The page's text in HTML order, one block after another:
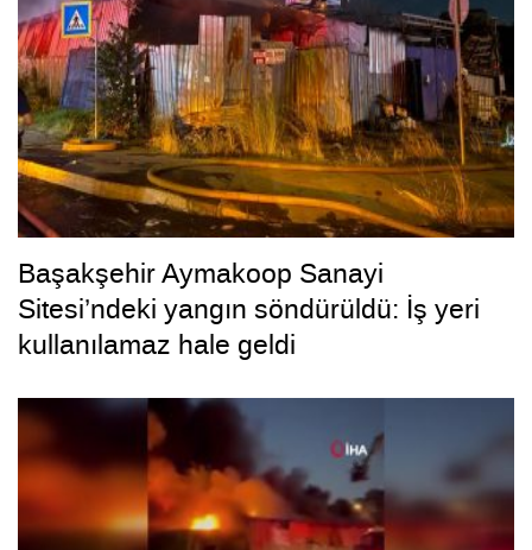
Başakşehir Aymakoop Sanayi
Sitesi’ndeki yangın söndürüldü: İş yeri
kullanılamaz hale geldi